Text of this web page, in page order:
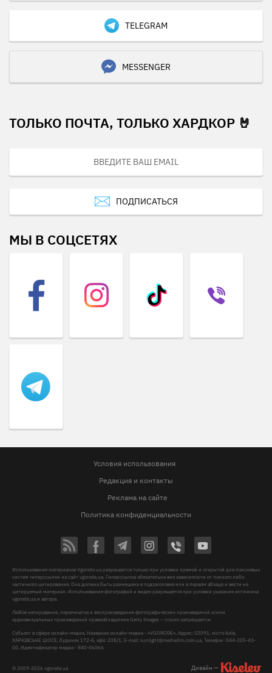
TELEGRAM
MESSENGER
ТОЛЬКО ПОЧТА, ТОЛЬКО ХАРДКОР 🤘
ПОДПИСАТЬСЯ
МЫ В СОЦСЕТЯХ
Условия использования
Редакция и контакты
Реклама на сайте
Политика конфиденциальности
© 2009-2026 vgorode.ua
Использование материалов Vgorode.ua разрешается только при условии прямой и открытой для поисковых
систем гиперссылки на сайт vgorode.ua. Гиперссылка обязательна вне зависимости от полного либо
частичного цитирования. Она должна быть размещена в подзаголовке или в первом абзаце и вести на
цитируемый материал. Использование фотографий и видео разрешается при условии указания источника
vgorode.ua и автора.
Любое копирование, перепечатка и воспроизведение фотографических произведений и/или
аудиовизуальных произведений правообладателя Getty Images – строго запрещается.
Субъект в сфере онлайн-медиа, Название онлайн-медиа - «VGORODE», Адрес: 02091, місто Київ,
ХАРКІВСЬКЕ ШОСЕ, будинок 172-Б, офіс 208/1, E-mail:sunlight@mediadim.com.ua, Телефон: 044-205-43-
00, Идентификатор медиа - R40-06066
Дизайн —